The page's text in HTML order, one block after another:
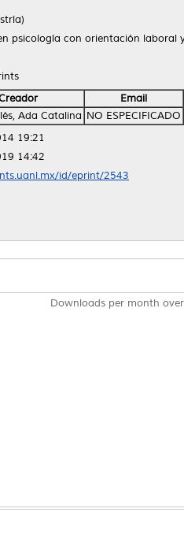
psicología con orientación laboral
Email
Ada Catalina NO ESPECIFICADO
19:21
14:42
id/eprint/2543
Downloads per month